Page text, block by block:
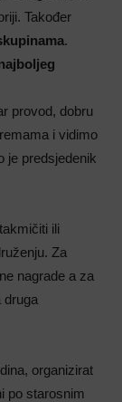
Također
.
provod, dobru
i vidimo
je predsjedenik
ili
Za
nagrade a za
druga
organizirat
po starosnim